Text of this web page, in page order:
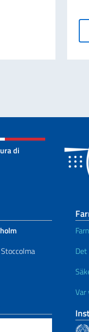
Kulturinstitutet i
di
Var